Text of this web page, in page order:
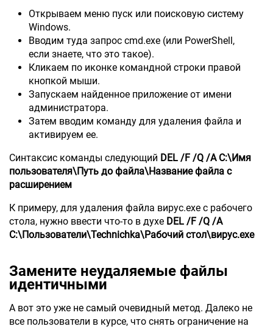
Открываем меню пуск или поисковую систему
Windows.
Вводим туда запрос cmd.exe (или PowerShell,
если знаете, что это такое).
Кликаем по иконке командной строки правой
кнопкой мыши.
Запускаем найденное приложение от имени
администратора.
Затем вводим команду для удаления файла и
активируем ее.
Синтаксис команды следующий DEL /F /Q /A C:\Имя
пользователя\Путь до файла\Название файла с
расширением
К примеру, для удаления файла вирус.exe с рабочего
стола, нужно ввести что-то в духе DEL /F /Q /A
C:\Пользователи\Technichka\Рабочий стол\вирус.exe
Замените неудаляемые файлы
идентичными
А вот это уже не самый очевидный метод. Далеко не
все пользователи в курсе, что снять ограничение на